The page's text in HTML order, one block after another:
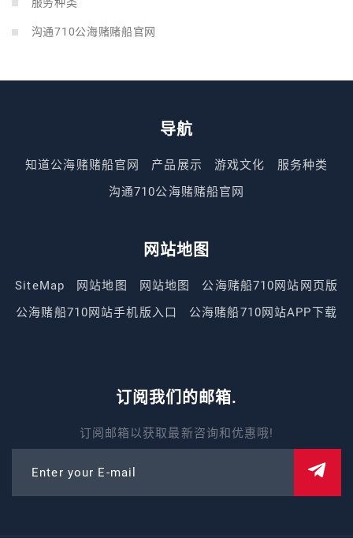
沟通710公海赌赌船官网
导航
知道公海赌赌船官网 产品展示 游戏文化
服务种类
沟通710公海赌赌船官网
网站地图
SiteMap 网站地图 网站地图
公海赌船710网站网页版
公海赌船710网站手机版入口
公海赌船710网站APP下载
订阅我们的邮箱.
订阅邮箱以获取最新咨询和优惠哦!
Enter your E-mail